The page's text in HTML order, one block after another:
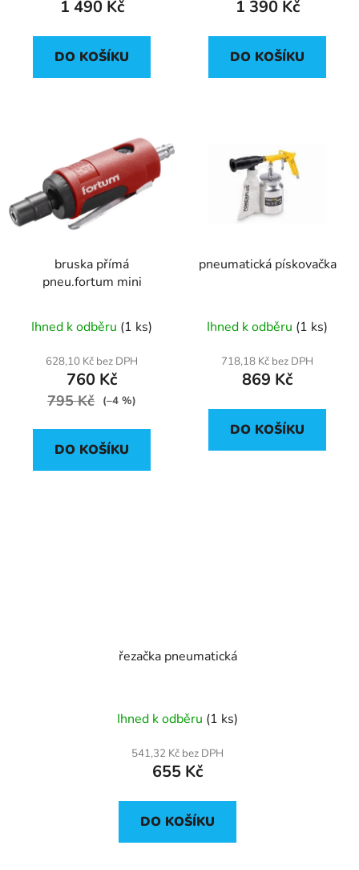
1 490 Kč
DO KOŠÍKU
1 390 Kč
DO KOŠÍKU
bruska přímá
pneu.fortum mini
Ihned k odběru (1 ks)
628,10 Kč bez DPH
760 Kč
795 Kč (–4 %)
DO KOŠÍKU
pneumatická pískovačka
Ihned k odběru (1 ks)
718,18 Kč bez DPH
869 Kč
DO KOŠÍKU
řezačka pneumatická
Ihned k odběru (1 ks)
541,32 Kč bez DPH
655 Kč
DO KOŠÍKU